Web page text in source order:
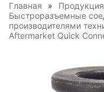
Главная
Продукция
Быстроразъемные
производителями
Aftermarket Quick